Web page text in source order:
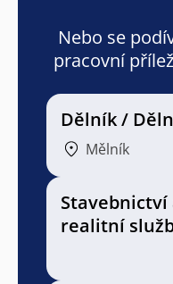
Nebo se
pracovní
Dělník /
Mělník
Stavebnictví
realitní